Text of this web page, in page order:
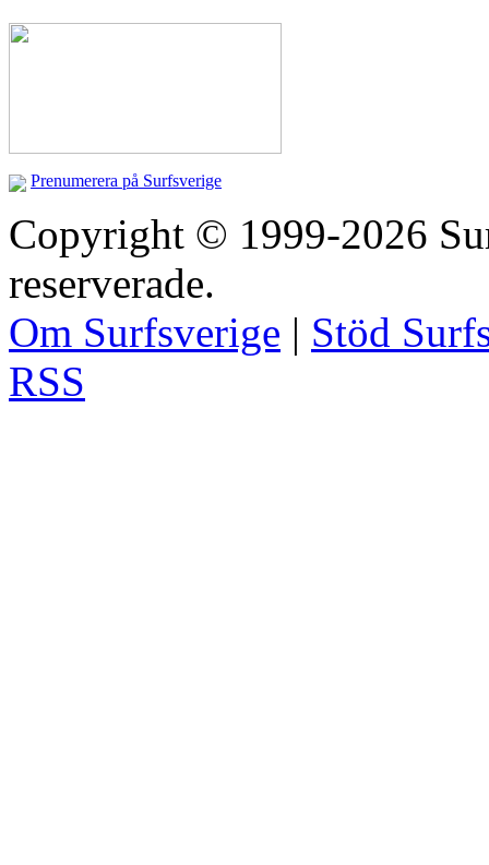
Prenumerera på Surfsverige
Copyright © 1999-2026
reserverade.
Om Surfsverige | Stöd
RSS